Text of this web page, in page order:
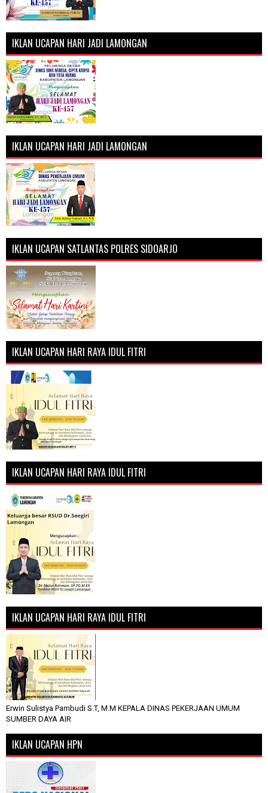
IKLAN UCAPAN HARI JADI LAMONGAN
IKLAN UCAPAN HARI JADI LAMONGAN
IKLAN UCAPAN SATLANTAS POLRES SIDOARJO
IKLAN UCAPAN HARI RAYA IDUL FITRI
IKLAN UCAPAN HARI RAYA IDUL FITRI
IKLAN UCAPAN HARI RAYA IDUL FITRI
Erwin Sulistya Pambudi S.T, M.M KEPALA DINAS PEKERJAAN UMUM
SUMBER DAYA AIR
IKLAN UCAPAN HPN